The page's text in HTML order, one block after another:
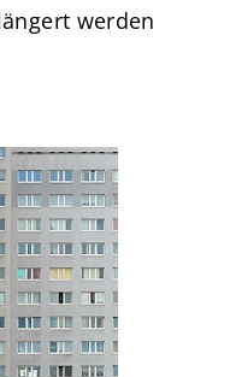
werden